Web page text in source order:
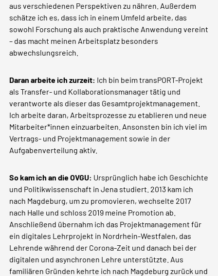
aus verschiedenen Perspektiven zu nähren. Außerdem
schätze ich es, dass ich in einem Umfeld arbeite, das
sowohl Forschung als auch praktische Anwendung vereint
– das macht meinen Arbeitsplatz besonders
abwechslungsreich.
Daran arbeite ich zurzeit: Ich bin beim transPORT-Projekt
als Transfer- und Kollaborationsmanager tätig und
verantworte als dieser das Gesamtprojektmanagement.
Ich arbeite daran, Arbeitsprozesse zu etablieren und neue
Mitarbeiter*innen einzuarbeiten. Ansonsten bin ich viel im
Vertrags- und Projektmanagement sowie in der
Aufgabenverteilung aktiv.
So kam ich an die OVGU: Ursprünglich habe ich Geschichte
und Politikwissenschaft in Jena studiert. 2013 kam ich
nach Magdeburg, um zu promovieren, wechselte 2017
nach Halle und schloss 2019 meine Promotion ab.
Anschließend übernahm ich das Projektmanagement für
ein digitales Lehrprojekt in Nordrhein-Westfalen, das
Lehrende während der Corona-Zeit und danach bei der
digitalen und asynchronen Lehre unterstützte. Aus
familiären Gründen kehrte ich nach Magdeburg zurück und